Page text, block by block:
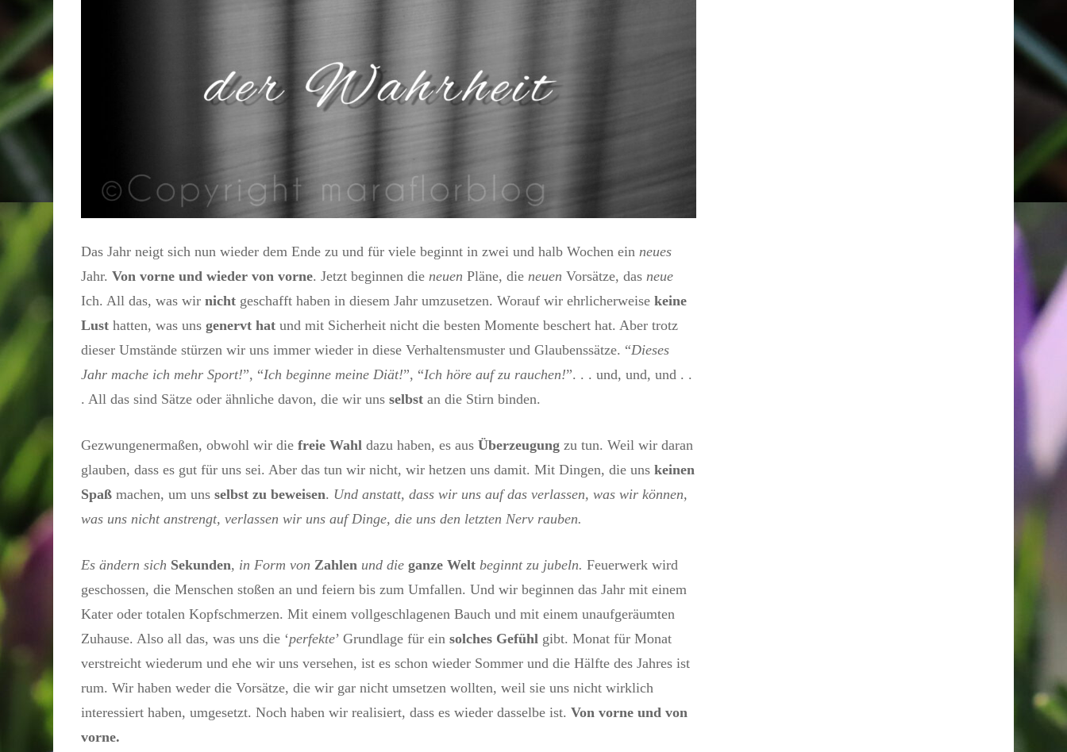
Das Jahr neigt sich nun wieder dem Ende zu und für viele beginnt in zwei und halb Wochen ein neues
Jahr. Von vorne und wieder von vorne. Jetzt beginnen die neuen Pläne, die neuen Vorsätze, das neue
Ich. All das, was wir nicht geschafft haben in diesem Jahr umzusetzen. Worauf wir ehrlicherweise keine
Lust hatten, was uns genervt hat und mit Sicherheit nicht die besten Momente beschert hat. Aber trotz
dieser Umstände stürzen wir uns immer wieder in diese Verhaltensmuster und Glaubenssätze. “Dieses
Jahr mache ich mehr Sport!”, “Ich beginne meine Diät!”, “Ich höre auf zu rauchen!”. . . und, und, und . .
. All das sind Sätze oder ähnliche davon, die wir uns selbst an die Stirn binden.
Gezwungenermaßen, obwohl wir die freie Wahl dazu haben, es aus Überzeugung zu tun. Weil wir daran
glauben, dass es gut für uns sei. Aber das tun wir nicht, wir hetzen uns damit. Mit Dingen, die uns keinen
Spaß machen, um uns selbst zu beweisen. Und anstatt, dass wir uns auf das verlassen, was wir können,
was uns nicht anstrengt, verlassen wir uns auf Dinge, die uns den letzten Nerv rauben.
Es ändern sich Sekunden, in Form von Zahlen und die ganze Welt beginnt zu jubeln. Feuerwerk wird
geschossen, die Menschen stoßen an und feiern bis zum Umfallen. Und wir beginnen das Jahr mit einem
Kater oder totalen Kopfschmerzen. Mit einem vollgeschlagenen Bauch und mit einem unaufgeräumten
Zuhause. Also all das, was uns die ‘perfekte’ Grundlage für ein solches Gefühl gibt. Monat für Monat
verstreicht wiederum und ehe wir uns versehen, ist es schon wieder Sommer und die Hälfte des Jahres ist
rum. Wir haben weder die Vorsätze, die wir gar nicht umsetzen wollten, weil sie uns nicht wirklich
interessiert haben, umgesetzt. Noch haben wir realisiert, dass es wieder dasselbe ist. Von vorne und von
vorne.